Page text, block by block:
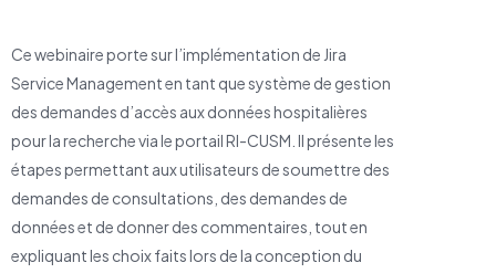
Ce webinaire porte sur l’implémentation de Jira
Service Management en tant que système de gestion
des demandes d’accès aux données hospitalières
pour la recherche via le portail RI-CUSM. Il présente les
étapes permettant aux utilisateurs de soumettre des
demandes de consultations, des demandes de
données et de donner des commentaires, tout en
expliquant les choix faits lors de la conception du